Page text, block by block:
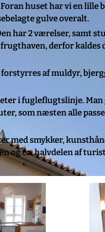
huset har vi en lille
gulve overalt.
har 2 værelser, samt
derfor kaldes
af muldyr,
i fugleflugtslinje. Man
som næsten alle
med smykker,
og ca. halvdelen af